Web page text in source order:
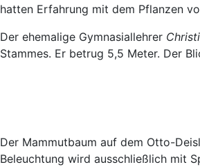
hatten Erfahrung mit dem Pflanzen
Der ehemalige Gymnasiallehrer
Stammes. Er betrug 5,5 Meter. Der
Der Mammutbaum auf dem Otto-
Beleuchtung wird ausschließlich mit